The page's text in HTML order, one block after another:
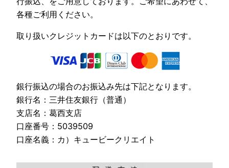
各種ご利用ください。
取り扱いクレジットカードは以下のとおりです。
銀行振込の場合のお振込み先は下記となります。
銀行名：三井住友銀行（普通）
支店名：葛西支店
口座番号：5039509
口座名義：カ）キュービークリエイト